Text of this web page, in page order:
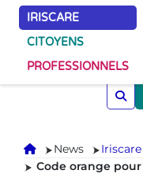
IRISCARE
CITOYENS
PROFESSIONNELS
Accueil
News
Iriscare
Code orange